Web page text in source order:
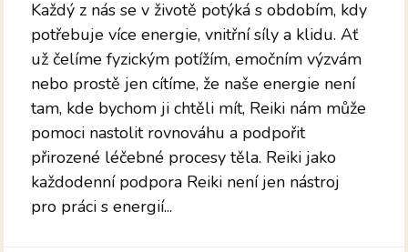
Každý z nás se v životě potýká s obdobím, kdy
potřebuje více energie, vnitřní síly a klidu. Ať
už čelíme fyzickým potížím, emočním výzvám
nebo prostě jen cítíme, že naše energie není
tam, kde bychom ji chtěli mít, Reiki nám může
pomoci nastolit rovnováhu a podpořit
přirozené léčebné procesy těla. Reiki jako
každodenní podpora Reiki není jen nástroj
pro práci s energií...